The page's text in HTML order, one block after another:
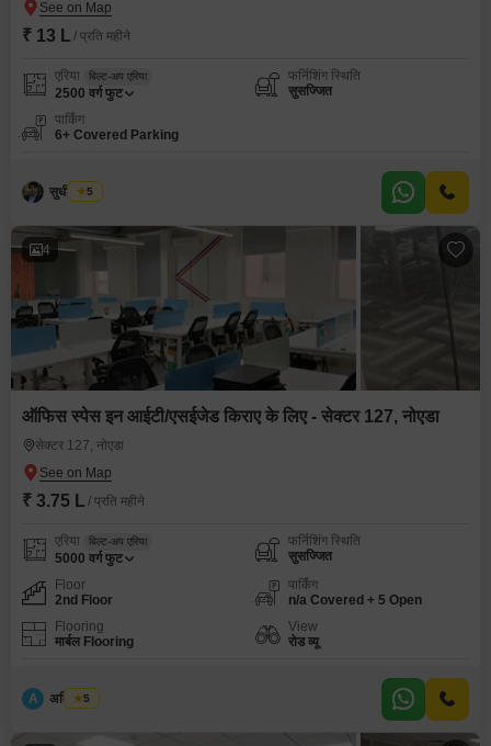
₹ 13 L / प्रति महीने
एरिया बिल्ट-अप एरिया
2500 वर्ग फुट
फर्निशिंग स्थिति
सुसज्जित
पार्किंग
6+ Covered Parking
सुधीर कुमार
5
4
ऑफिस स्पेस इन आईटी/एसईजेड किराए के लिए - सेक्टर 127, नोएडा
सेक्टर 127, नोएडा
₹ 3.75 L / प्रति महीने
एरिया बिल्ट-अप एरिया
5000 वर्ग फुट
फर्निशिंग स्थिति
सुसज्जित
Floor
2nd Floor
पार्किंग
n/a Covered + 5 Open
Flooring
मार्बल Flooring
View
रोड व्यू
A अमित सिंघ
5